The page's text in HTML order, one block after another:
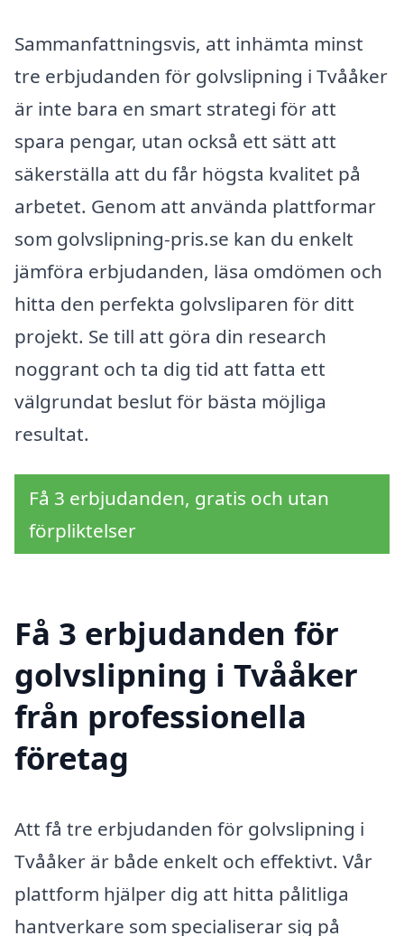
Sammanfattningsvis, att inhämta minst
tre erbjudanden för golvslipning i Tvååker
är inte bara en smart strategi för att
spara pengar, utan också ett sätt att
säkerställa att du får högsta kvalitet på
arbetet. Genom att använda plattformar
som golvslipning-pris.se kan du enkelt
jämföra erbjudanden, läsa omdömen och
hitta den perfekta golvsliparen för ditt
projekt. Se till att göra din research
noggrant och ta dig tid att fatta ett
välgrundat beslut för bästa möjliga
resultat.
Få 3 erbjudanden, gratis och utan
förpliktelser
Få 3 erbjudanden för
golvslipning i Tvååker
från professionella
företag
Att få tre erbjudanden för golvslipning i
Tvååker är både enkelt och effektivt. Vår
plattform hjälper dig att hitta pålitliga
hantverkare som specialiserar sig på